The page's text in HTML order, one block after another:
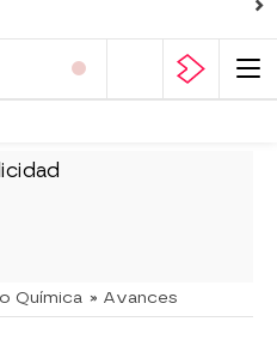
Química » Avances